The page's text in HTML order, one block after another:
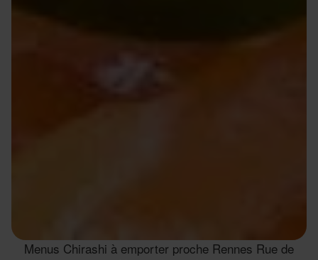
Menus Chirashi à emporter proche Rennes Rue de